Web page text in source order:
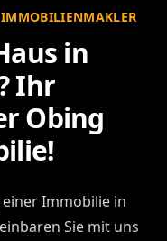
in
Ihr
Obing
Immobilie in
Sie mit uns